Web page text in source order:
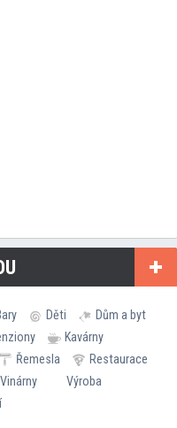
Děti
Dům a byt
Kavárny
Řemesla
Restaurace
Vinárny
Výroba